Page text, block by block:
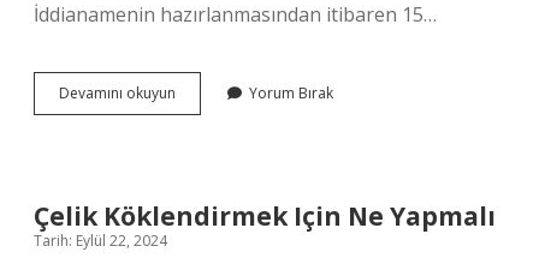
İddianamenin hazırlanmasından itibaren 15…
Devamını okuyun
Kağıdının
Arasında
Yorum Bırak
Çelik Köklendirmek Için Ne Yapmalı
Tarih: Eylül 22, 2024